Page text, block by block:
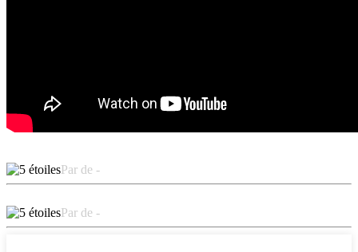
Par de -
Par de -